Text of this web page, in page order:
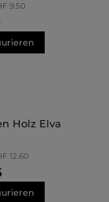
9.50
Bewertung von
Holz Elva
12.60